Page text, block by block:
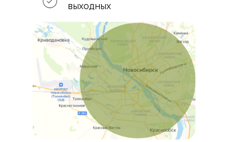
выходных